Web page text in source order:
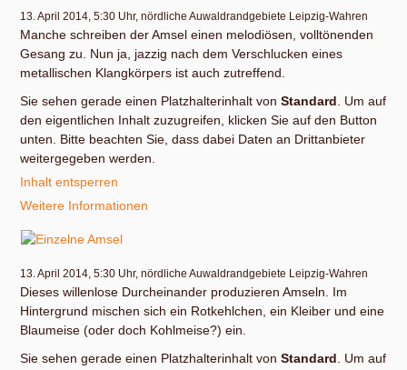
13. April 2014, 5:30 Uhr, nördliche Auwaldrandgebiete Leipzig-Wahren
Manche schreiben der Amsel einen melodiösen, volltönenden
Gesang zu. Nun ja, jazzig nach dem Verschlucken eines
metallischen Klangkörpers ist auch zutreffend.
Sie sehen gerade einen Platzhalterinhalt vonStandard . Um auf
den eigentlichen Inhalt zuzugreifen, klicken Sie auf den Button
unten. Bitte beachten Sie, dass dabei Daten an Drittanbieter
weitergegeben werden.
Inhalt entsperren
Weitere Informationen
13. April 2014, 5:30 Uhr, nördliche Auwaldrandgebiete Leipzig-Wahren
Dieses willenlose Durcheinander produzieren Amseln. Im
Hintergrund mischen sich ein Rotkehlchen, ein Kleiber und eine
Blaumeise (oder doch Kohlmeise?) ein.
Sie sehen gerade einen Platzhalterinhalt vonStandard . Um auf